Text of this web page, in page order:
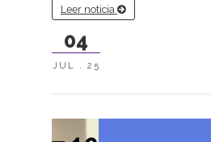
Leer noticia
04
JUL . 25